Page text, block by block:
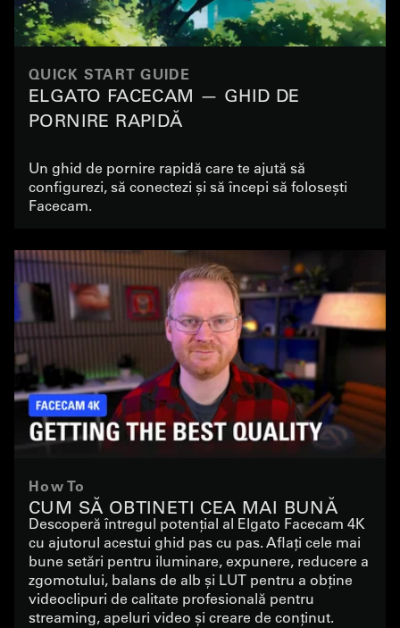
QUICK START GUIDE
ELGATO FACECAM — GHID DE
PORNIRE RAPIDĂ
Un ghid de pornire rapidă care te ajută să
configurezi, să conectezi și să începi să folosești
Facecam.
How To
CUM SĂ OBȚINEȚI CEA MAI BUNĂ
CALITATE CU FACECAM 4K
Descoperă întregul potențial al Elgato Facecam 4K
cu ajutorul acestui ghid pas cu pas. Aflați cele mai
bune setări pentru iluminare, expunere, reducere a
zgomotului, balans de alb și LUT pentru a obține
videoclipuri de calitate profesională pentru
streaming, apeluri video și creare de conținut.